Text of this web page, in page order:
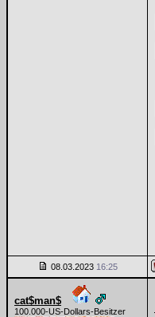
08.03.2023 16:25
cat$man$
100.000-US-Dollars-Besitzer